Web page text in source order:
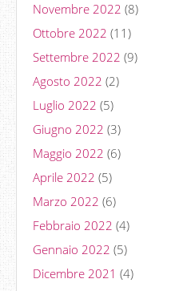
Novembre 2022 (8)
Ottobre 2022 (11)
Settembre 2022 (9)
Agosto 2022 (2)
Luglio 2022 (5)
Giugno 2022 (3)
Maggio 2022 (6)
Aprile 2022 (5)
Marzo 2022 (6)
Febbraio 2022 (4)
Gennaio 2022 (5)
Dicembre 2021 (4)